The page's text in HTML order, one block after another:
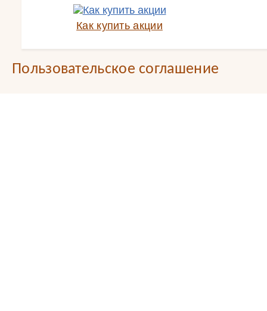
Как купить акции
Пользовательское соглашение